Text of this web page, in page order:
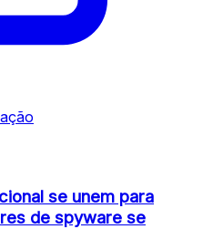
se unem para
de spyware se